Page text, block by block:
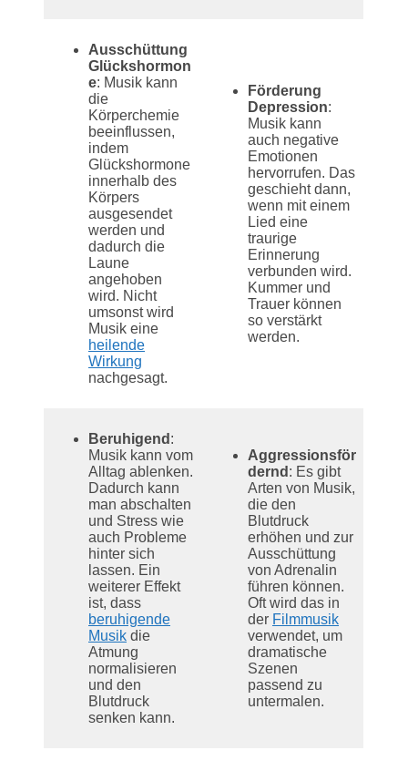
Ausschüttung
Glückshormon
e: Musik kann
die
Körperchemie
beeinflussen,
indem
Glückshormone
innerhalb des
Körpers
ausgesendet
werden und
dadurch die
Laune
angehoben
wird. Nicht
umsonst wird
Musik eine
heilende
Wirkung
nachgesagt.
Förderung
Depression:
Musik kann
auch negative
Emotionen
hervorrufen. Das
geschieht dann,
wenn mit einem
Lied eine
traurige
Erinnerung
verbunden wird.
Kummer und
Trauer können
so verstärkt
werden.
Beruhigend :
Musik kann vom
Alltag ablenken.
Dadurch kann
man abschalten
und Stress wie
auch Probleme
hinter sich
lassen. Ein
weiterer Effekt
ist, dass
beruhigende
Musik die
Atmung
normalisieren
und den
Blutdruck
senken kann.
Aggressionsför
dernd : Es gibt
Arten von Musik,
die den
Blutdruck
erhöhen und zur
Ausschüttung
von Adrenalin
führen können.
Oft wird das in
der Filmmusik
verwendet, um
dramatische
Szenen
passend zu
untermalen.